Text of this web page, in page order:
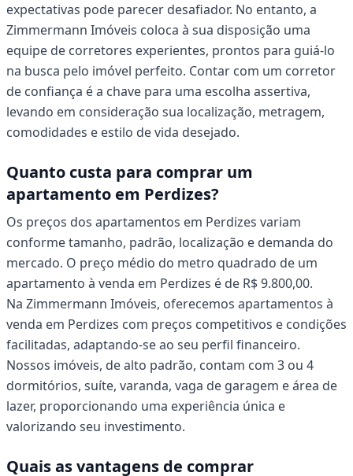
expectativas pode parecer desafiador. No entanto, a
Zimmermann Imóveis coloca à sua disposição uma
equipe de corretores experientes, prontos para guiá-lo
na busca pelo imóvel perfeito. Contar com um corretor
de confiança é a chave para uma escolha assertiva,
levando em consideração sua localização, metragem,
comodidades e estilo de vida desejado.
Quanto custa para comprar um
apartamento em Perdizes?
Os preços dos apartamentos em Perdizes variam
conforme tamanho, padrão, localização e demanda do
mercado. O preço médio do metro quadrado de um
apartamento à venda em Perdizes é de R$ 9.800,00.
Na Zimmermann Imóveis, oferecemos apartamentos à
venda em Perdizes com preços competitivos e condições
facilitadas, adaptando-se ao seu perfil financeiro.
Nossos imóveis, de alto padrão, contam com 3 ou 4
dormitórios, suíte, varanda, vaga de garagem e área de
lazer, proporcionando uma experiência única e
valorizando seu investimento.
Quais as vantagens de comprar